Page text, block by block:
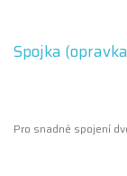
Spojka
Pro snadné spojení